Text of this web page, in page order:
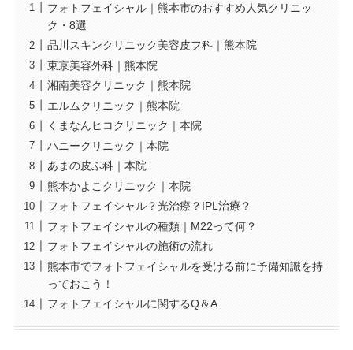
フォトフェイシャル｜熊本市のおすすめ人気クリニッ
ク・8選
品川スキンクリニック美容皮フ科｜熊本院
東京美容外科｜熊本院
湘南美容クリニック｜熊本院
エルムクリニック｜熊本院
くまなんヒコクリニック｜本院
ハニークリニック｜本院
あまの皮ふ科｜本院
熊本かよこクリニック｜本院
フォトフェイシャル？光治療？IPL治療？
フォトフェイシャルの種類｜M22って何？
フォトフェイシャルの施術の流れ
熊本市でフォトフェイシャルを受ける前に予備知識を持
っておこう！
フォトフェイシャルに関するQ＆A